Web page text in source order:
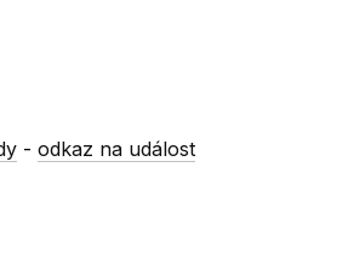
-odkaz na událost